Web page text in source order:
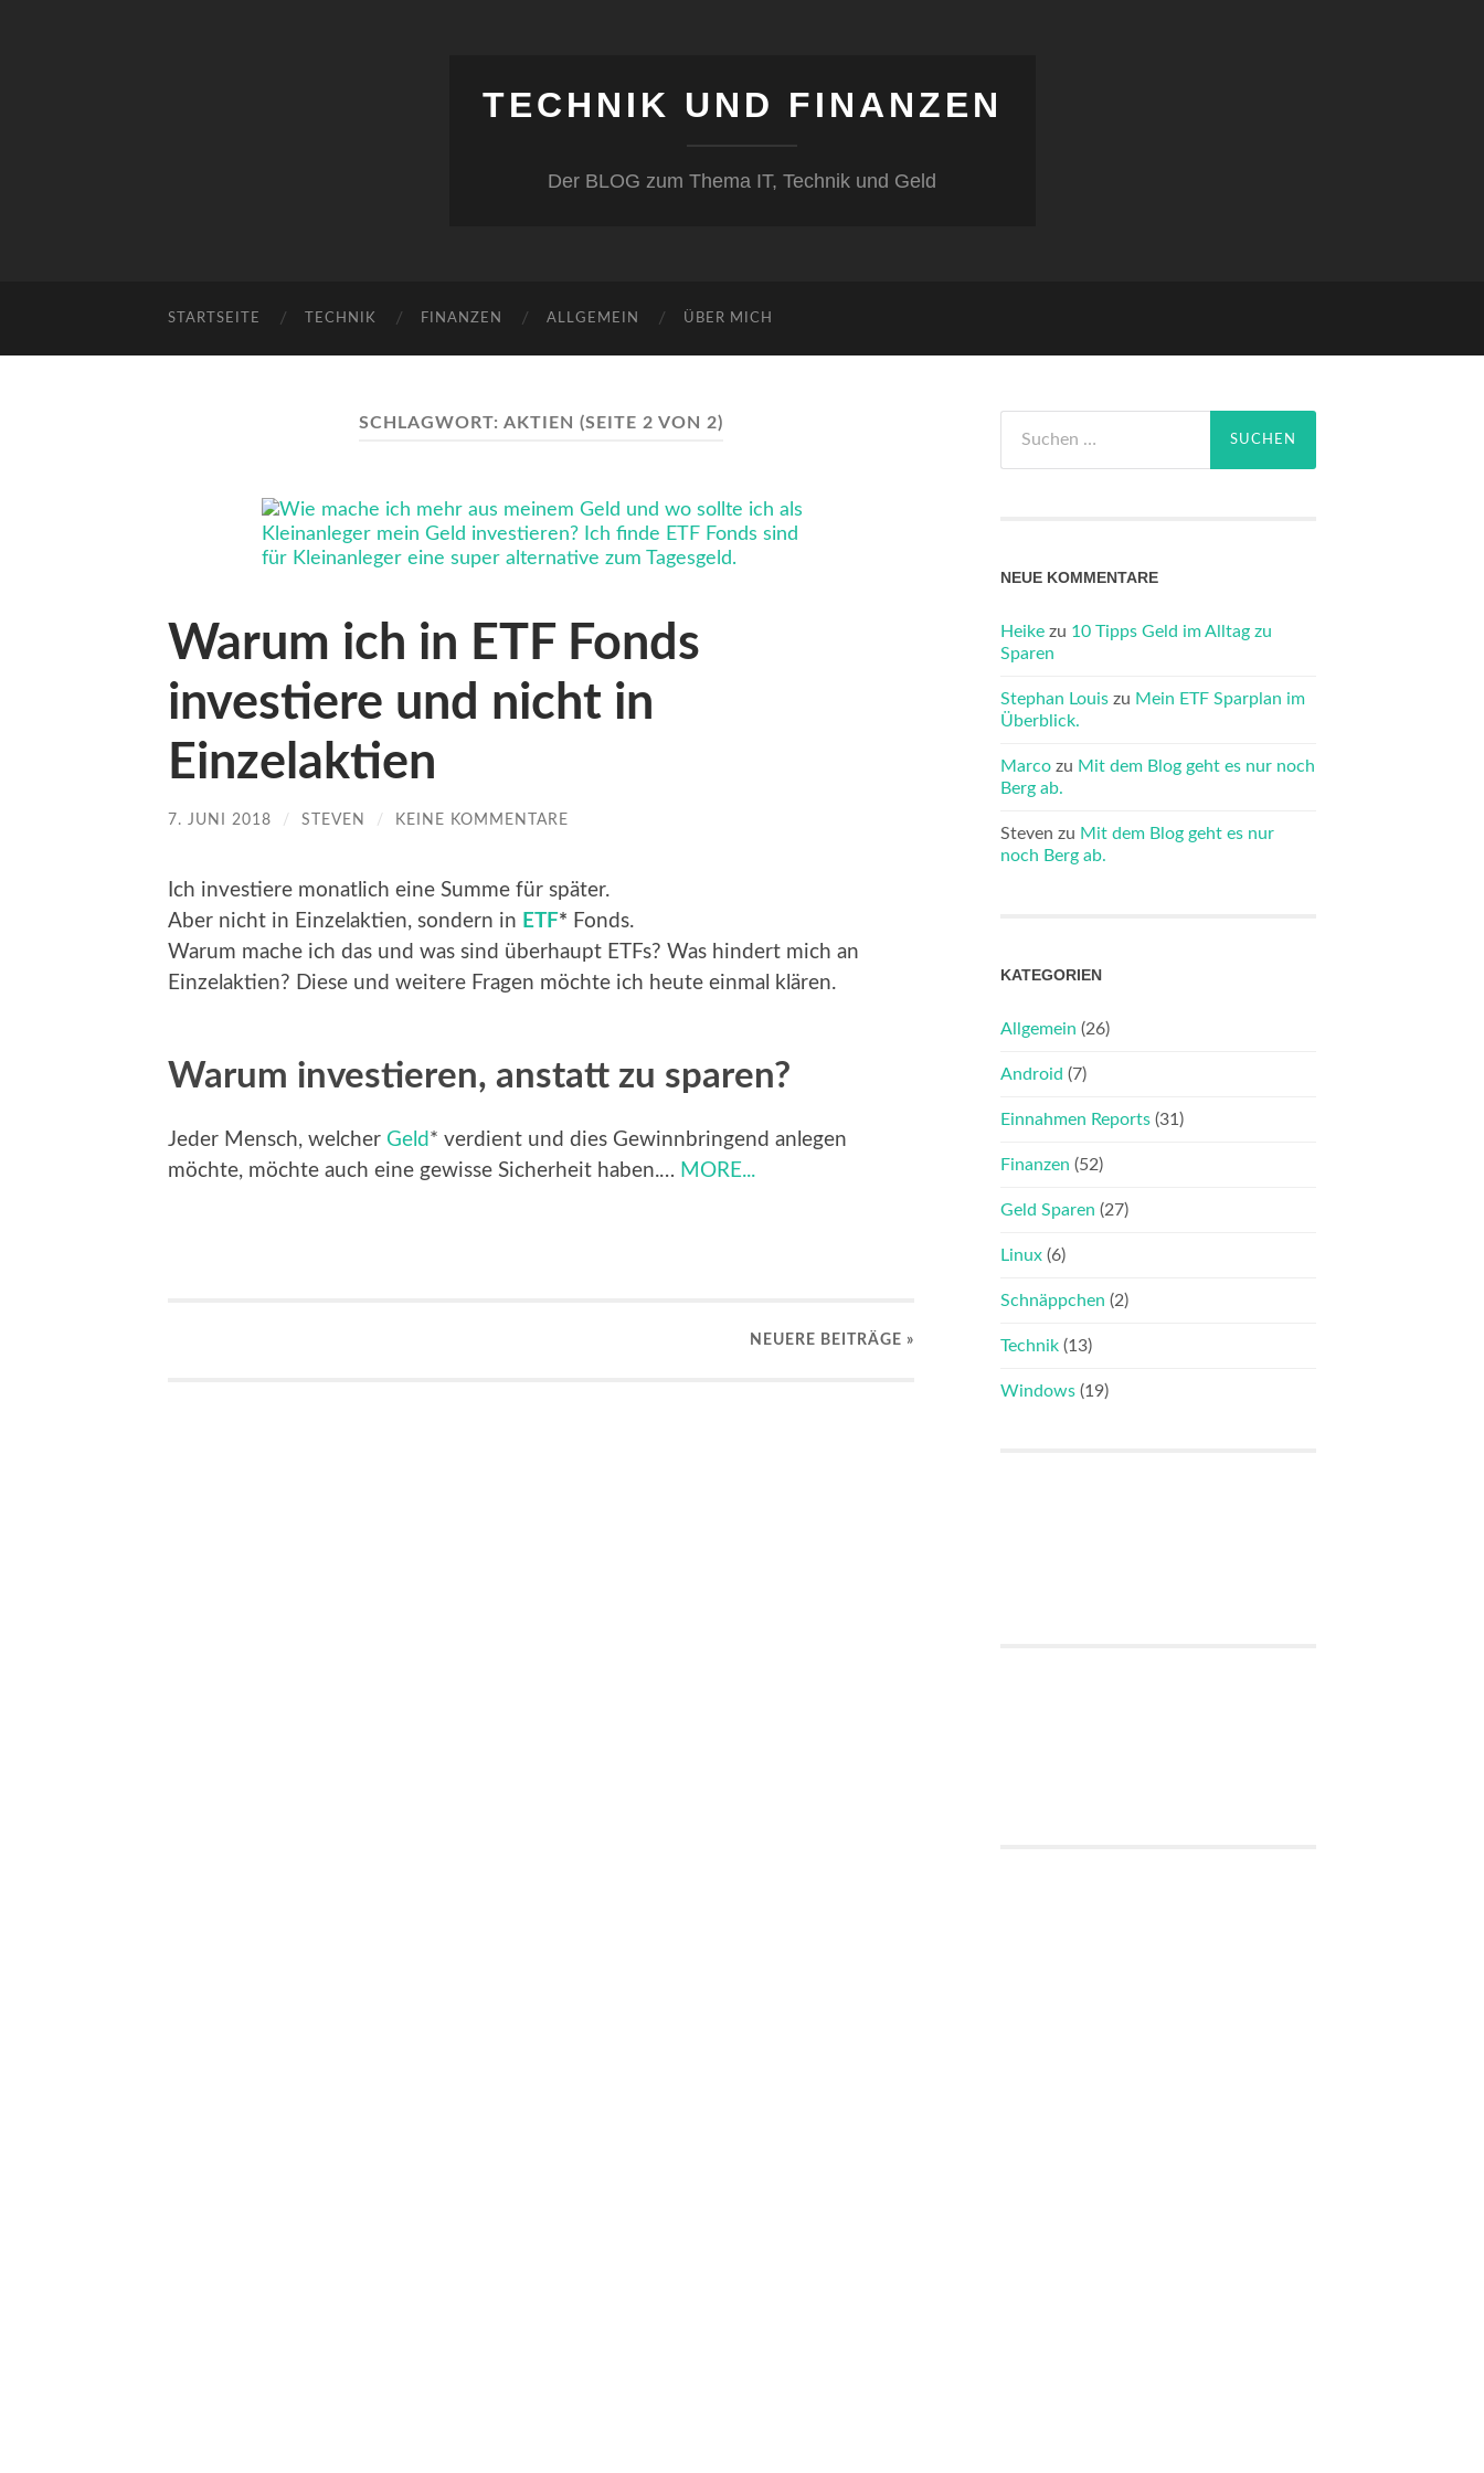
TECHNIK UND FINANZEN
Der BLOG zum Thema IT, Technik und Geld
STARTSEITE TECHNIK FINANZEN ALLGEMEIN ÜBER MICH
SCHLAGWORT: AKTIEN (SEITE 2 VON 2)
Warum ich in ETF Fonds
investiere und nicht in
Einzelaktien
7. JUNI 2018 / STEVEN / KEINE KOMMENTARE
Ich investiere monatlich eine Summe für später.
Aber nicht in Einzelaktien, sondern in ETF* Fonds.
Warum mache ich das und was sind überhaupt ETFs? Was hindert mich an
Einzelaktien? Diese und weitere Fragen möchte ich heute einmal klären.
Warum investieren, anstatt zu sparen?
Jeder Mensch, welcher Geld * verdient und dies Gewinnbringend anlegen
möchte, möchte auch eine gewisse Sicherheit haben.… MORE...
NEUERE BEITRÄGE »
nach:
NEUE KOMMENTARE
Heike zu 10 Tipps Geld im Alltag zu
Sparen
Stephan Louis zu Mein ETF Sparplan im
Überblick.
Marco zu Mit dem Blog geht es nur noch
Berg ab.
Steven zu Mit dem Blog geht es nur
noch Berg ab.
KATEGORIEN
Allgemein (26)
Android (7)
Einnahmen Reports (31)
Finanzen (52)
Geld Sparen (27)
Linux (6)
Schnäppchen (2)
Technik (13)
Windows (19)